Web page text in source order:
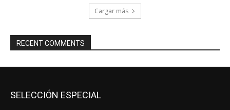
Cargar más
RECENT COMMENTS
SELECCIÓN ESPECIAL